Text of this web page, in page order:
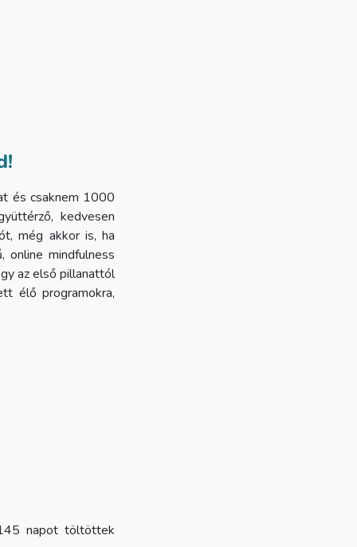
és csaknem 1000
kedvesen
még akkor is, ha
online mindfulness
az első pillanattól
élő programokra,
napot töltöttek